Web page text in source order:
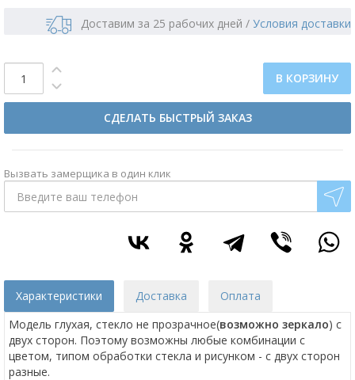
Доставим за 25 рабочих дней / Условия доставки
В КОРЗИНУ
СДЕЛАТЬ БЫСТРЫЙ ЗАКАЗ
Вызвать замерщика в один клик
Характеристики Доставка
Оплата
Модель глухая, стекло не прозрачное(возможно зеркало) с
двух сторон. Поэтому возможны любые комбинации с
цветом, типом обработки стекла и рисунком - с двух сторон
разные.